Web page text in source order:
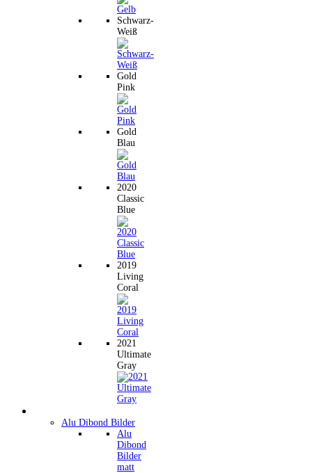
Schwarz-
Weiß
Gold
Pink
Gold
Blau
2020
Classic
Blue
2019
Living
Coral
2021
Ultimate
Gray
Alu Dibond Bilder
Alu
Dibond
Bilder
matt